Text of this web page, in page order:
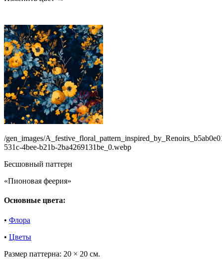
/gen_images/
531c-4bee-b21b-2ba4269131be_0.webp
Бесшовный паттерн
«Пионовая феерия»
Основные цвета:
• Флора
• Цветы
Размер паттерна: 20 × 20 см.